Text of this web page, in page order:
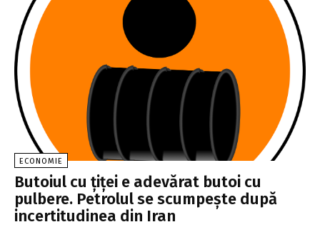
ECONOMIE
Butoiul cu țiței e adevărat butoi cu
pulbere. Petrolul se scumpește după
incertitudinea din Iran